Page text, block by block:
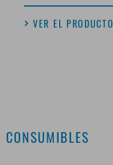
VER EL PRODUCTO
CONSUMIBLES